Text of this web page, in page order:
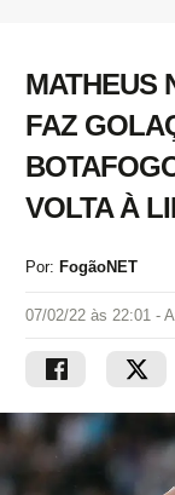
MATHEUS
FAZ
VOLTA À
Por: FogãoNET
07/02/22 às 22:01 -